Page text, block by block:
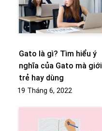
Gato là gì? Tìm hiểu ý
nghĩa của Gato mà giới
trẻ hay dùng
19 Tháng 6, 2022